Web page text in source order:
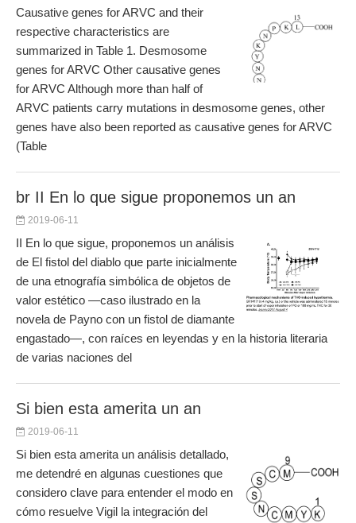
Causative genes for ARVC and their
respective characteristics are
summarized in Table 1. Desmosome
genes for ARVC Other causative genes
for ARVC Although more than half of
ARVC patients carry mutations in desmosome genes, other
genes have also been reported as causative genes for ARVC
(Table
br II En lo que sigue proponemos un an
2019-06-11
II En lo que sigue, proponemos un análisis
de El fistol del diablo que parte inicialmente
de una etnografía simbólica de objetos de
valor estético —caso ilustrado en la
novela de Payno con un fistol de diamante
engastado—, con raíces en leyendas y en la historia literaria
de varias naciones del
Si bien esta amerita un an
2019-06-11
Si bien esta amerita un análisis detallado,
me detendré en algunas cuestiones que
considero clave para entender el modo en
cómo resuelve Vigil la integración del